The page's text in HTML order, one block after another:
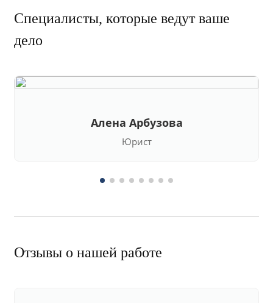
Специалисты, которые ведут ваше
дело
Алена Арбузова
Юрист
Отзывы о нашей работе